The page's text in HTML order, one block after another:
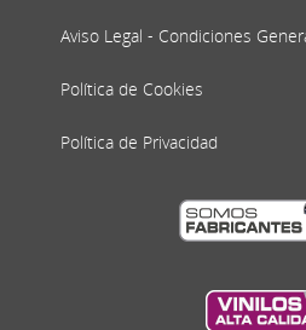
Aviso Legal - Condiciones
Política de Cookies
Política de Privacidad